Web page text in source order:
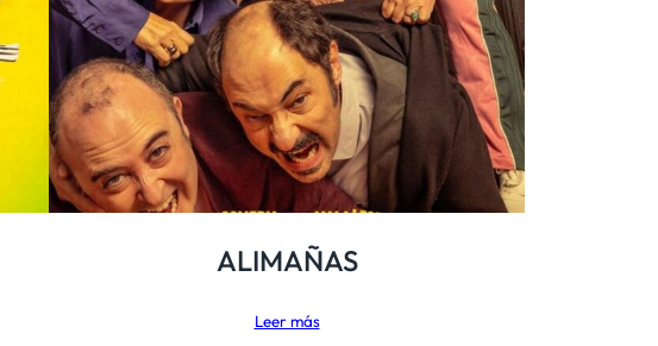
ALIMAÑAS
Leer más